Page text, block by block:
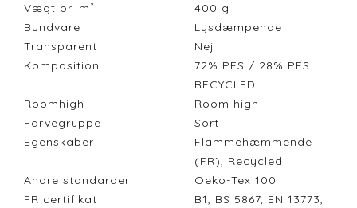
Vægt pr. m²
400 g
Bundvare
Lysdæmpende
Transparent
Nej
Komposition
72% PES / 28% PES
RECYCLED
Roomhigh
Room high
Farvegruppe
Sort
Egenskaber
Flammehæmmende
(FR), Recycled
Andre standarder
Oeko-Tex 100
FR certifikat
B1, BS 5867, EN 13773,